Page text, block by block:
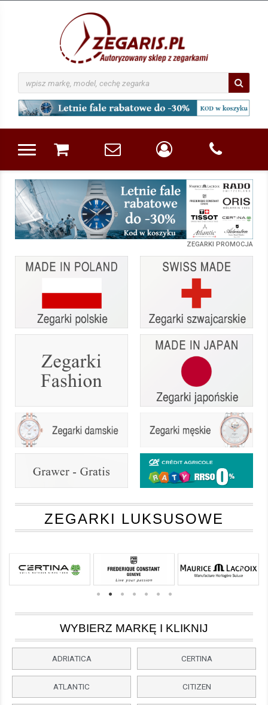
ZEGARKI PROMOCJA
ZEGARKI LUKSUSOWE
WYBIERZ MARKĘ I KLIKNIJ
ADRIATICA
ATLANTIC
CERTINA
CITIZEN